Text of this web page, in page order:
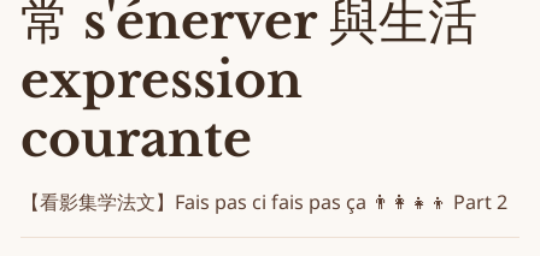
常 s'énerver 與生活
expression
courante
【看影集学法文】Fais pas ci fais pas ça 👨‍👩‍👧‍👦 Part 2